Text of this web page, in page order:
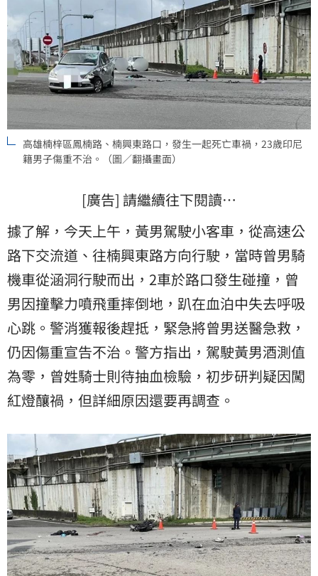
高雄楠梓區鳳楠路、楠興東路口，發生一起死亡車禍，23歲印尼
籍男子傷重不治。（圖／翻攝畫面）
[廣告] 請繼續往下閱讀…
據了解，今天上午，黃男駕駛小客車，從高速公
路下交流道、往楠興東路方向行駛，當時曾男騎
機車從涵洞行駛而出，2車於路口發生碰撞，曾
男因撞擊力噴飛重摔倒地，趴在血泊中失去呼吸
心跳。警消獲報後趕抵，緊急將曾男送醫急救，
仍因傷重宣告不治。警方指出，駕駛黃男酒測值
為零，曾姓騎士則待抽血檢驗，初步研判疑因闖
紅燈釀禍，但詳細原因還要再調查。